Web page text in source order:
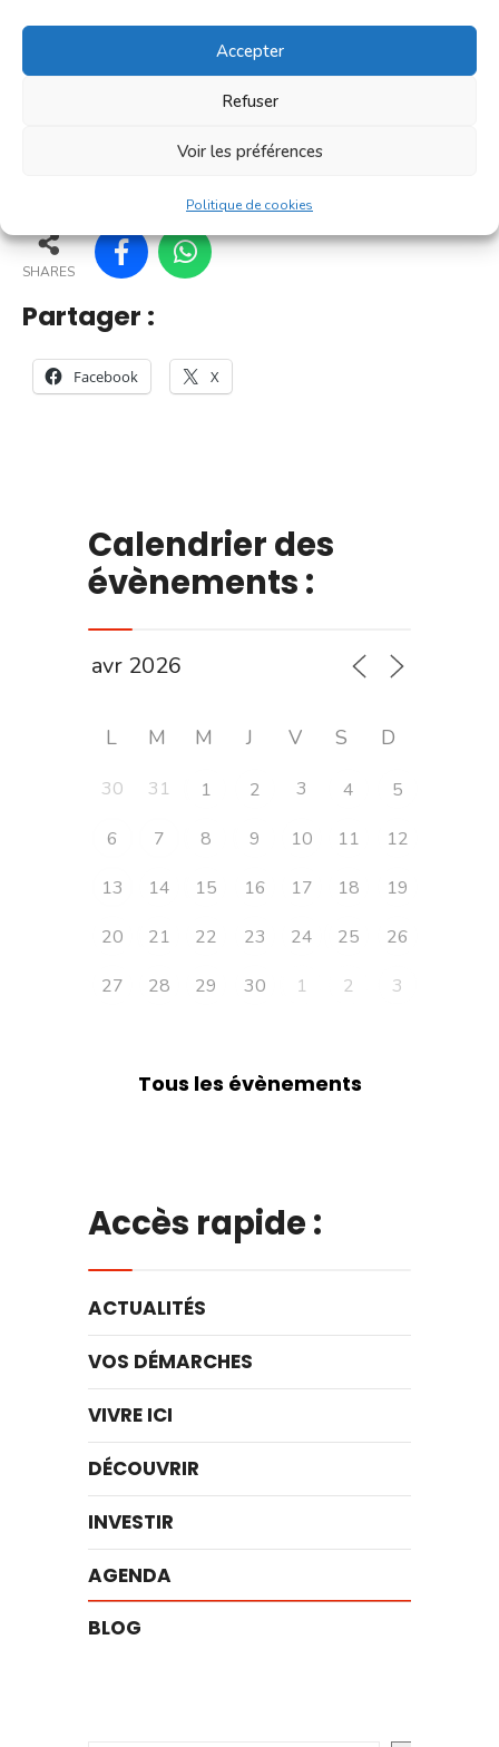
Accepter
Refuser
Voir les préférences
Politique de cookies
[...]
En savoir plus
SHARES
Partager :
Facebook X
Calendrier des
évènements :
L M M J V S D
30 31 1 2 3 4
5
6
7 8 9 10 11
12
13
14 15 16 17 18
19
20
21 22 23 24 25
26
27
28 29 30 1 2 3
Tous les évènements
Accès rapide :
ACTUALITÉS
VOS DÉMARCHES
VIVRE ICI
DÉCOUVRIR
INVESTIR
AGENDA
BLOG